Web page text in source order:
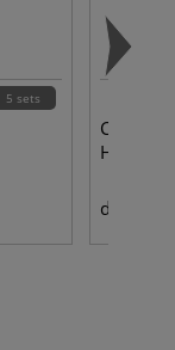
5 sets
Carton
Honsell
dès